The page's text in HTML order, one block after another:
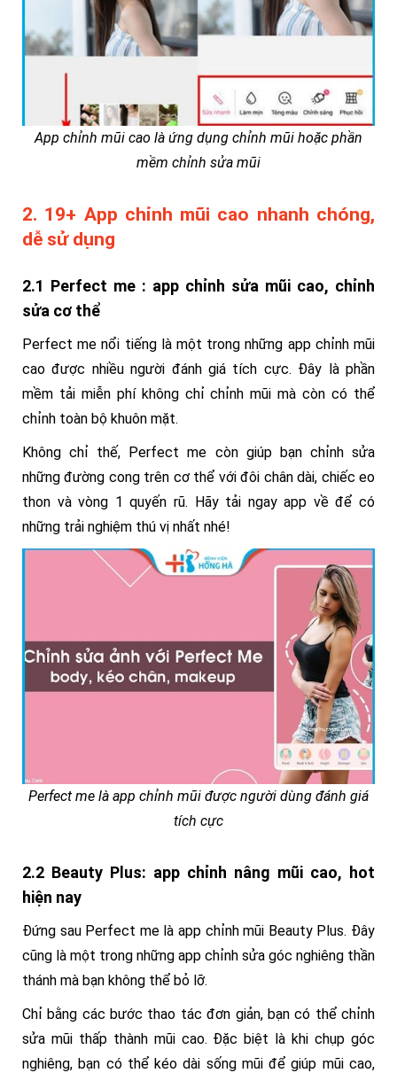
App chỉnh mũi cao là ứng dụng chỉnh mũi hoặc phần
mềm chỉnh sửa mũi
2. 19+ App chỉnh mũi cao nhanh chóng,
dễ sử dụng
2.1 Perfect me : app chỉnh sửa mũi cao, chỉnh
sửa cơ thể
Perfect me nổi tiếng là một trong những app chỉnh mũi
cao được nhiều người đánh giá tích cực. Đây là phần
mềm tải miễn phí không chỉ chỉnh mũi mà còn có thể
chỉnh toàn bộ khuôn mặt.
Không chỉ thế, Perfect me còn giúp bạn chỉnh sửa
những đường cong trên cơ thể với đôi chân dài, chiếc eo
thon và vòng 1 quyến rũ. Hãy tải ngay app về để có
những trải nghiệm thú vị nhất nhé!
Perfect me là app chỉnh mũi được người dùng đánh giá
tích cực
2.2 Beauty Plus: app chỉnh nâng mũi cao, hot
hiện nay
Đứng sau Perfect me là app chỉnh mũi Beauty Plus. Đây
cũng là một trong những app chỉnh sửa góc nghiêng thần
thánh mà bạn không thể bỏ lỡ.
Chỉ bằng các bước thao tác đơn giản, bạn có thể chỉnh
sửa mũi thấp thành mũi cao. Đặc biệt là khi chụp góc
nghiêng, bạn có thể kéo dài sống mũi để giúp mũi cao,